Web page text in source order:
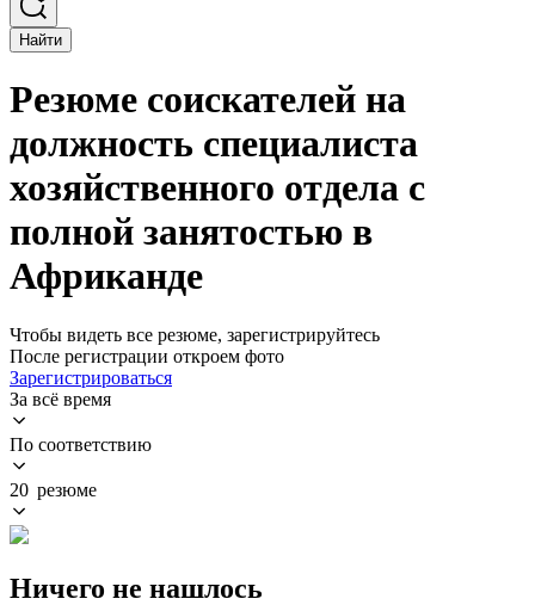
Найти
Резюме соискателей на
должность специалиста
хозяйственного отдела с
полной занятостью в
Африканде
Чтобы видеть все резюме, зарегистрируйтесь
После регистрации откроем фото
Зарегистрироваться
За всё время
По соответствию
20 резюме
Ничего не нашлось